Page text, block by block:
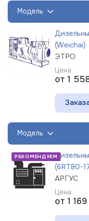
Модель
(Weichai)
ЭТРО
Цена:
от 1
Модель
РЕКОМЕНДУЕМ
(6RT80-
АРГУС
Цена:
от 1